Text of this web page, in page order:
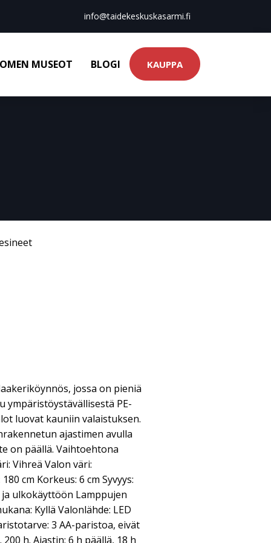
info@taidekeskuskasarmi.fi
MUSEOT BLOGI KAUPPA
jossa on pieniä
ympäristöystävällisestä PE-
luovat kauniin valaistuksen.
ajastimen avulla
on päällä. Vaihtoehtona
Vihreä Valon väri:
cm Korkeus: 6 cm Syvyys:
ulkokäyttöön Lamppujen
Kyllä Valonlähde: LED
3 AA-paristoa, eivät
h. Ajastin: 6 h päällä, 18 h